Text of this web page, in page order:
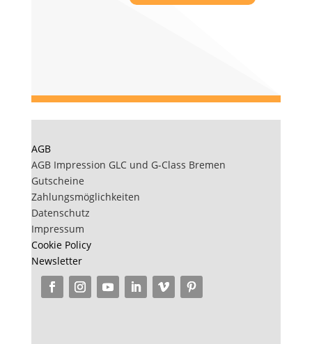
AGB
AGB Impression GLC und G-Class Bremen
Gutscheine
Zahlungsmöglichkeiten
Datenschutz
Impressum
Cookie Policy
Newsletter